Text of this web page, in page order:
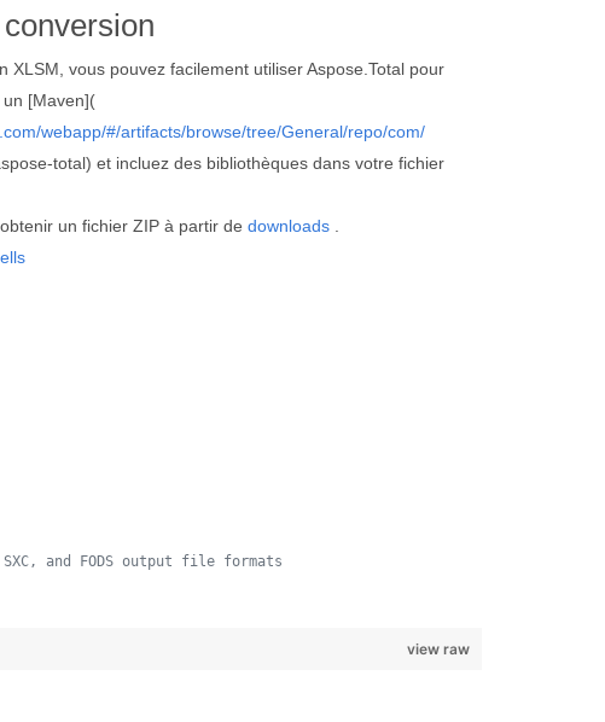
XLSM, vous pouvez facilement utiliser Aspose.Total pour
[Maven](
webapp/#/artifacts/browse/tree/General/repo/com/
total) et incluez des bibliothèques dans votre fichier
un fichier ZIP à partir de downloads
SXC, and FODS output file formats
view raw